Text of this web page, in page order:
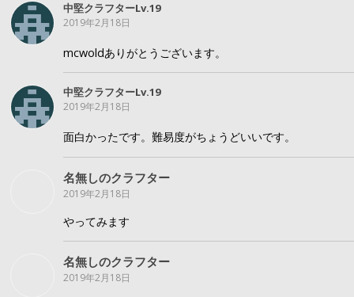
中堅クラフターLv.19
2019年2月18日
mcwoldありがとうございます。
中堅クラフターLv.19
2019年2月18日
面白かったです。難易度がちょうどいいです。
名無しのクラフター
2019年2月18日
やってみます
名無しのクラフター
2019年2月18日